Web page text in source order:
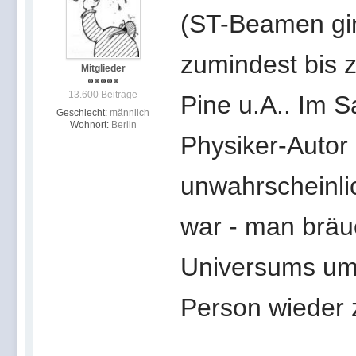
Mitglieder
13.600 Beiträge
Geschlecht: männlich
Wohnort: Berlin
(ST-Beamen
zumindest bis
Pine u.A.. Im
Physiker-
war - man
Universums
Person